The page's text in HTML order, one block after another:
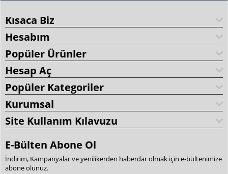
Kısaca Biz
Hesabım
Popüler Ürünler
Hesap Aç
Popüler Kategoriler
Kurumsal
Site Kullanım Kılavuzu
E-Bülten Abone Ol
İndirim, Kampanyalar ve yenilikerden haberdar olmak için e-bültenimize
abone olunuz.